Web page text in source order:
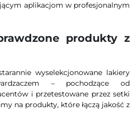
aplikacjom w profesjonalnym
produkty z
wyselekcjonowane lakiery
– pochodzące od
i przetestowane przez setki
na produkty, które łączą jakość z